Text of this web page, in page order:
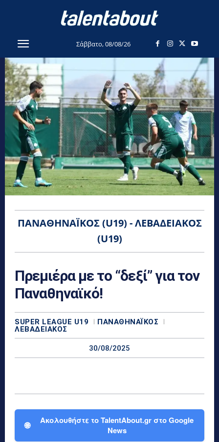
Σάββατο, 08/08/26
ΠΑΝΑΘΗΝΑΪΚΌΣ (U19) - ΛΕΒΑΔΕΙΑΚΌΣ
(U19)
Πρεμιέρα με το “δεξί” για τον
Παναθηναϊκό!
SUPER LEAGUE U19
ΠΑΝΑΘΗΝΑΪΚΌΣ
ΛΕΒΑΔΕΙΑΚΌΣ
30/08/2025
🌐
Ακολουθήστε το TalentAbout.gr στο Google
News